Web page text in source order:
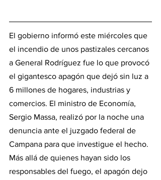
El gobierno informó este miércoles que
el incendio de unos pastizales cercanos
a General Rodríguez fue lo que provocó
el gigantesco apagón que dejó sin luz a
6 millones de hogares, industrias y
comercios. El ministro de Economía,
Sergio Massa, realizó por la noche una
denuncia ante el juzgado federal de
Campana para que investigue el hecho.
Más allá de quienes hayan sido los
responsables del fuego, el apagón dejo